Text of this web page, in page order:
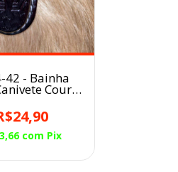
42 - Bainha
Couro
com Pix